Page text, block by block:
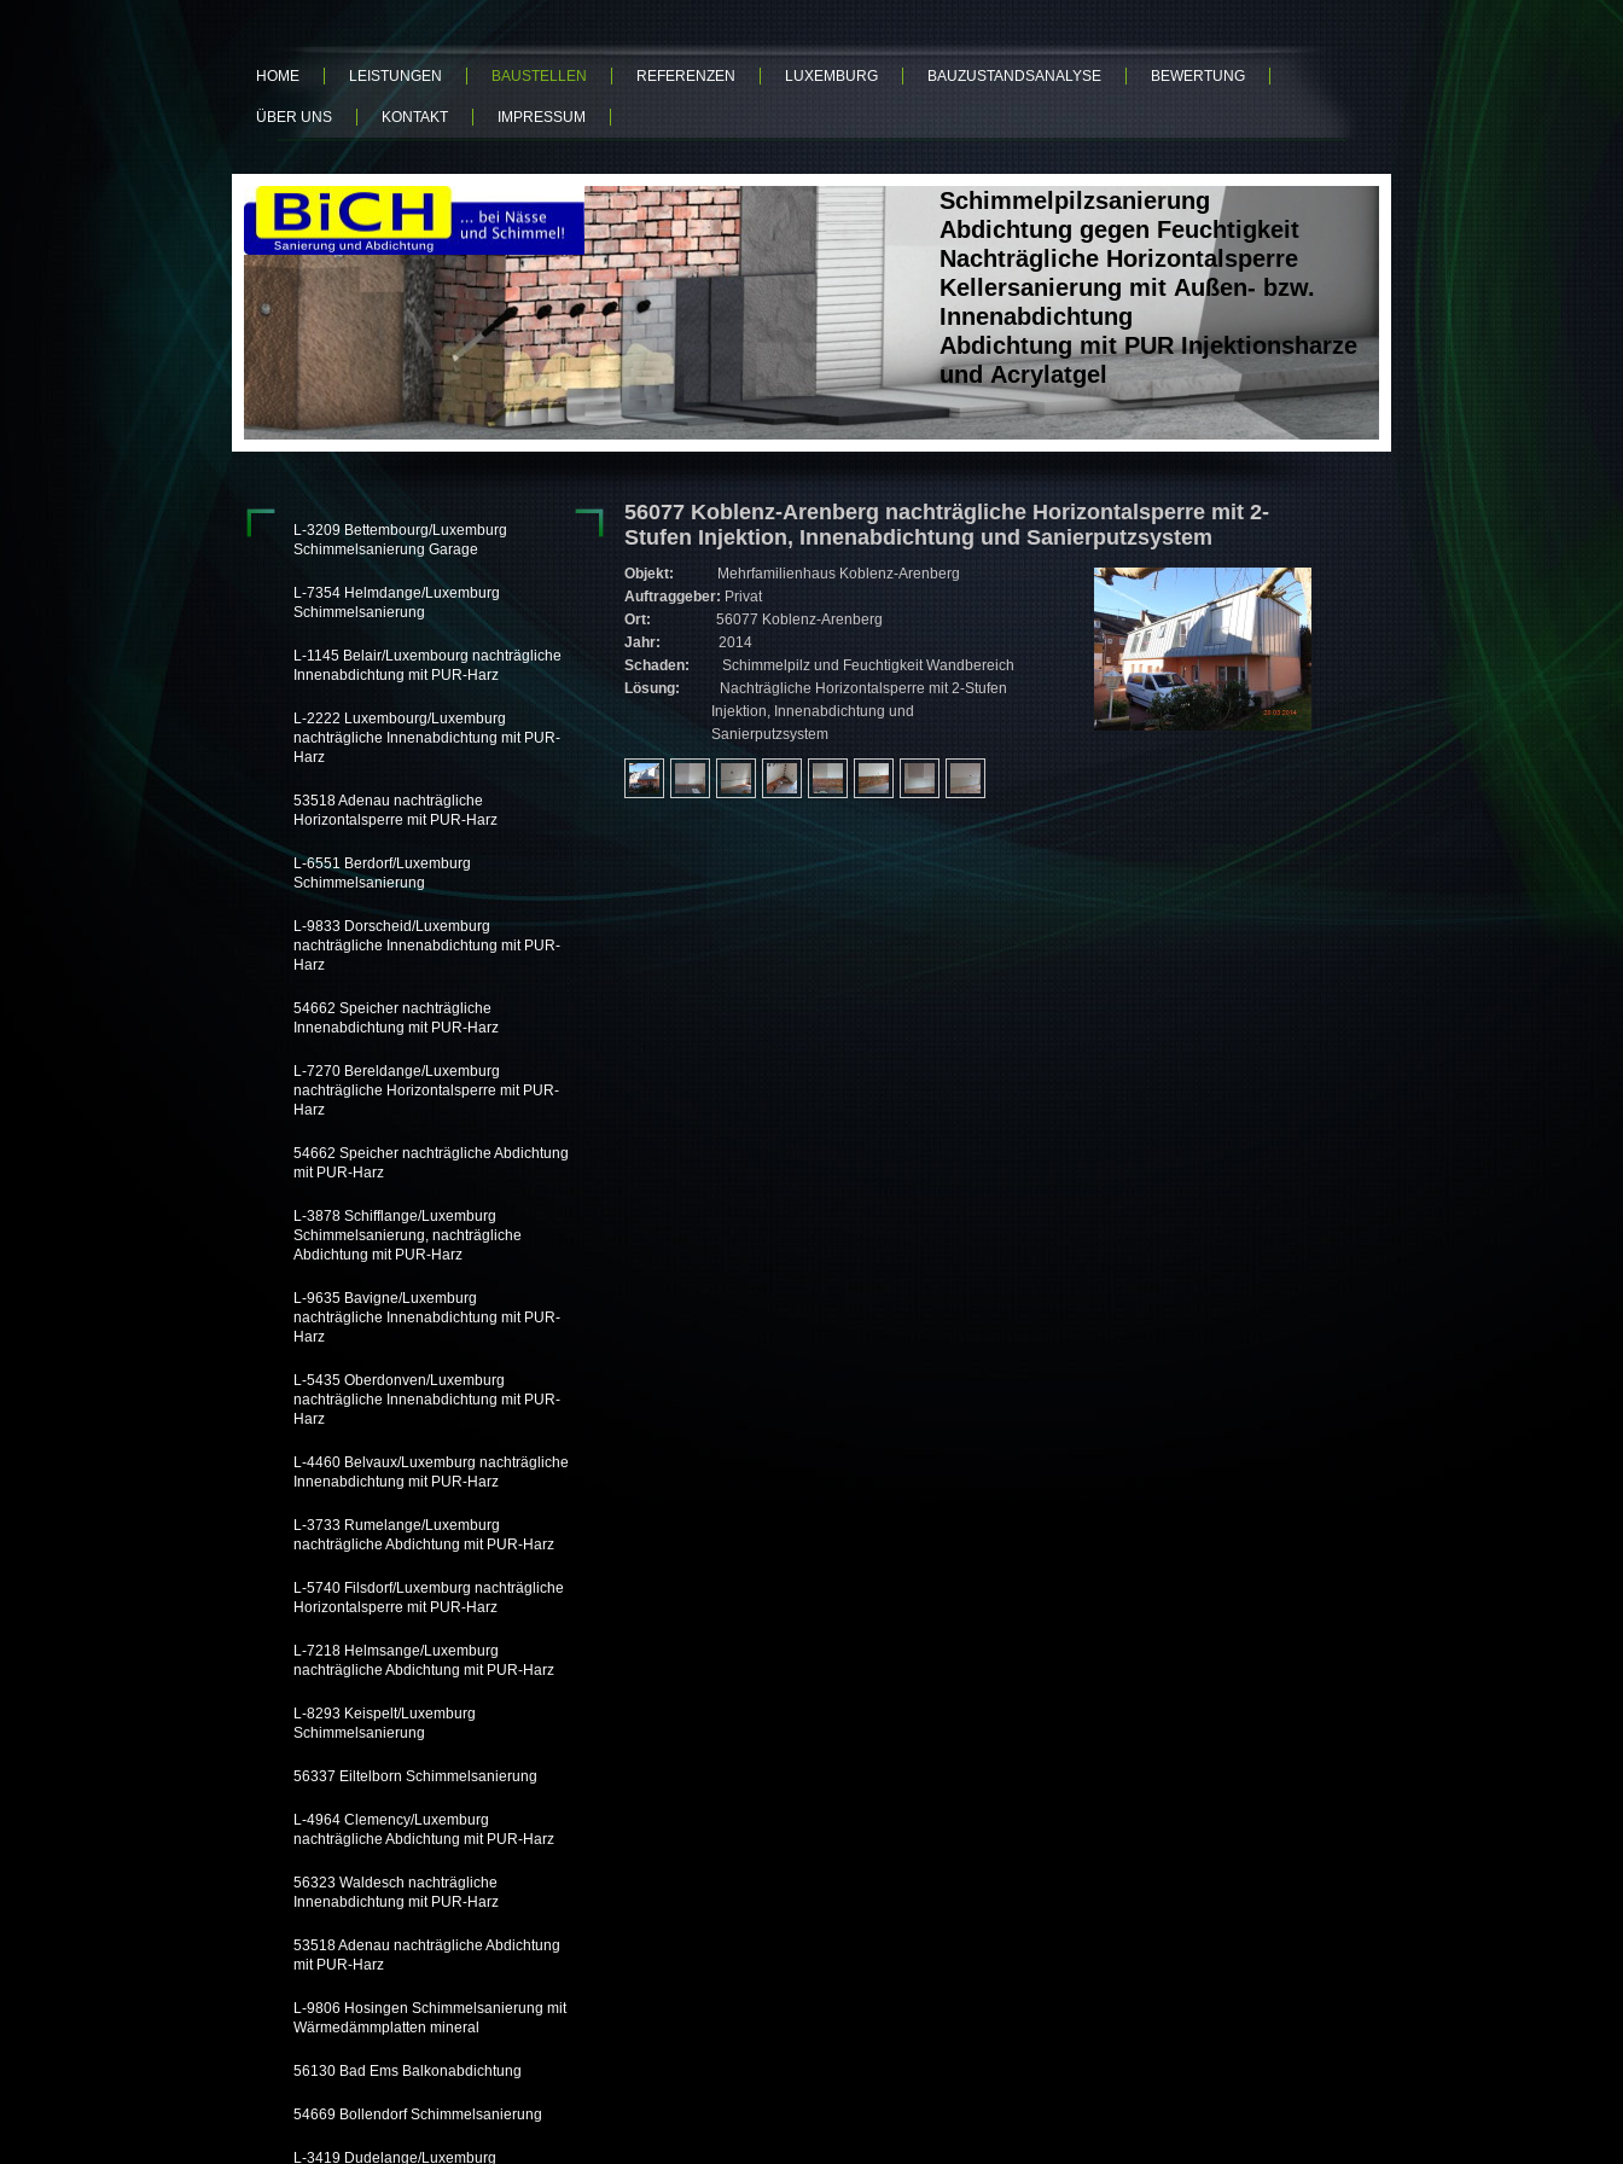
HOME LEISTUNGEN BAUSTELLEN REFERENZEN LUXEMBURG BAUZUSTANDSANALYSE BEWERTUNG
ÜBER UNS KONTAKT IMPRESSUM
Schimmelpilzsanierung
Abdichtung gegen Feuchtigkeit
Nachträgliche Horizontalsperre
Kellersanierung mit Außen- bzw.
Innenabdichtung
Abdichtung mit PUR Injektionsharze
und Acrylatgel
L-3209 Bettembourg/Luxemburg
Schimmelsanierung Garage
L-7354 Helmdange/Luxemburg
Schimmelsanierung
L-1145 Belair/Luxembourg nachträgliche
Innenabdichtung mit PUR-Harz
L-2222 Luxembourg/Luxemburg
nachträgliche Innenabdichtung mit PUR-
Harz
53518 Adenau nachträgliche
Horizontalsperre mit PUR-Harz
L-6551 Berdorf/Luxemburg
Schimmelsanierung
L-9833 Dorscheid/Luxemburg
nachträgliche Innenabdichtung mit PUR-
Harz
54662 Speicher nachträgliche
Innenabdichtung mit PUR-Harz
L-7270 Bereldange/Luxemburg
nachträgliche Horizontalsperre mit PUR-
Harz
54662 Speicher nachträgliche Abdichtung
mit PUR-Harz
L-3878 Schifflange/Luxemburg
Schimmelsanierung, nachträgliche
Abdichtung mit PUR-Harz
L-9635 Bavigne/Luxemburg
nachträgliche Innenabdichtung mit PUR-
Harz
L-5435 Oberdonven/Luxemburg
nachträgliche Innenabdichtung mit PUR-
Harz
L-4460 Belvaux/Luxemburg nachträgliche
Innenabdichtung mit PUR-Harz
L-3733 Rumelange/Luxemburg
nachträgliche Abdichtung mit PUR-Harz
L-5740 Filsdorf/Luxemburg nachträgliche
Horizontalsperre mit PUR-Harz
L-7218 Helmsange/Luxemburg
nachträgliche Abdichtung mit PUR-Harz
L-8293 Keispelt/Luxemburg
Schimmelsanierung
56337 Eiltelborn Schimmelsanierung
L-4964 Clemency/Luxemburg
nachträgliche Abdichtung mit PUR-Harz
56323 Waldesch nachträgliche
Innenabdichtung mit PUR-Harz
53518 Adenau nachträgliche Abdichtung
mit PUR-Harz
L-9806 Hosingen Schimmelsanierung mit
Wärmedämmplatten mineral
56130 Bad Ems Balkonabdichtung
54669 Bollendorf Schimmelsanierung
L-3419 Dudelange/Luxemburg
56077 Koblenz-Arenberg nachträgliche Horizontalsperre mit 2-
Stufen Injektion, Innenabdichtung und Sanierputzsystem
Objekt:
Mehrfamilienhaus Koblenz-Arenberg
Auftraggeber: Privat
Ort:
56077 Koblenz-Arenberg
Jahr:
2014
Schaden: Schimmelpilz und Feuchtigkeit Wandbereich
Lösung: Nachträgliche Horizontalsperre mit 2-Stufen
Injektion, Innenabdichtung und
Sanierputzsystem